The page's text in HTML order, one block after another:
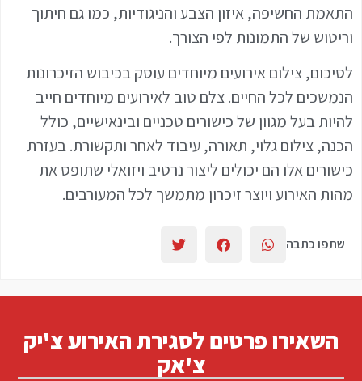
התאמת החשיפה, איזון הצבע והניגודיות, כמו גם חיתוך
וריטוש של התמונות לפי הצורך.
לסיכום, צילום אירועים מיוחדים עוסק בכיבוש הזיכרונות
הנמשכים לכל החיים. צלם טוב לאירועים מיוחדים חייב
להיות בעל מגוון של כישורים טכניים ובינאישיים, כולל
הכנה, צילום גלוי, תאורה, עיבוד לאחר ותקשורת. בעזרת
כישורים אלו הם יכולים ליצור נרטיב ויזואלי שתופס את
מהות האירוע ויוצר זיכרון מתמשך לכל המעורבים.
שתפו כתבה
השאירו פרטים לסגירת האירוע צ'יק
צ'אק